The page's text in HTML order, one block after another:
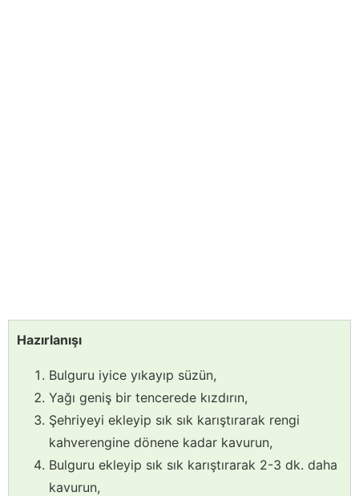
Hazırlanışı
Bulguru iyice yıkayıp süzün,
Yağı geniş bir tencerede kızdırın,
Şehriyeyi ekleyip sık sık karıştırarak rengi
kahverengine dönene kadar kavurun,
Bulguru ekleyip sık sık karıştırarak 2-3 dk. daha
kavurun,